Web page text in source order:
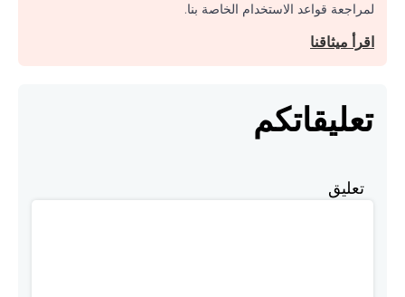
لمراجعة قواعد الاستخدام الخاصة بنا.
اقرأ ميثاقنا
تعليقاتكم
تعليق